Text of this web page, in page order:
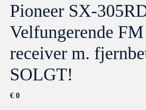
Pioneer SX-
Velfungerende
receiver m.
SOLGT!
€ 0